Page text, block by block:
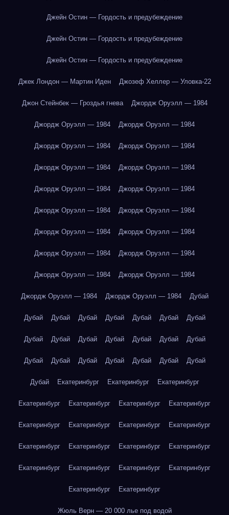
Джейн Остин — Гордость и предубеждение
Джейн Остин — Гордость и предубеждение
Джейн Остин — Гордость и предубеждение
Джек Лондон — Мартин Иден Джозеф Хеллер — Уловка-22
Джон Стейнбек — Гроздья гнева Джордж Оруэлл — 1984
Джордж Оруэлл — 1984 Джордж Оруэлл — 1984
Джордж Оруэлл — 1984 Джордж Оруэлл — 1984
Джордж Оруэлл — 1984 Джордж Оруэлл — 1984
Джордж Оруэлл — 1984 Джордж Оруэлл — 1984
Джордж Оруэлл — 1984 Джордж Оруэлл — 1984
Джордж Оруэлл — 1984 Джордж Оруэлл — 1984
Джордж Оруэлл — 1984 Джордж Оруэлл — 1984
Джордж Оруэлл — 1984 Джордж Оруэлл — 1984
Джордж Оруэлл — 1984 Джордж Оруэлл — 1984 Дубай
Дубай Дубай Дубай Дубай Дубай Дубай Дубай
Дубай Дубай Дубай Дубай Дубай Дубай Дубай
Дубай Дубай Дубай Дубай Дубай Дубай Дубай
Дубай Екатеринбург Екатеринбург Екатеринбург
Екатеринбург Екатеринбург Екатеринбург Екатеринбург
Екатеринбург Екатеринбург Екатеринбург Екатеринбург
Екатеринбург Екатеринбург Екатеринбург Екатеринбург
Екатеринбург Екатеринбург Екатеринбург Екатеринбург
Екатеринбург Екатеринбург
Жюль Верн — 20 000 лье под водой